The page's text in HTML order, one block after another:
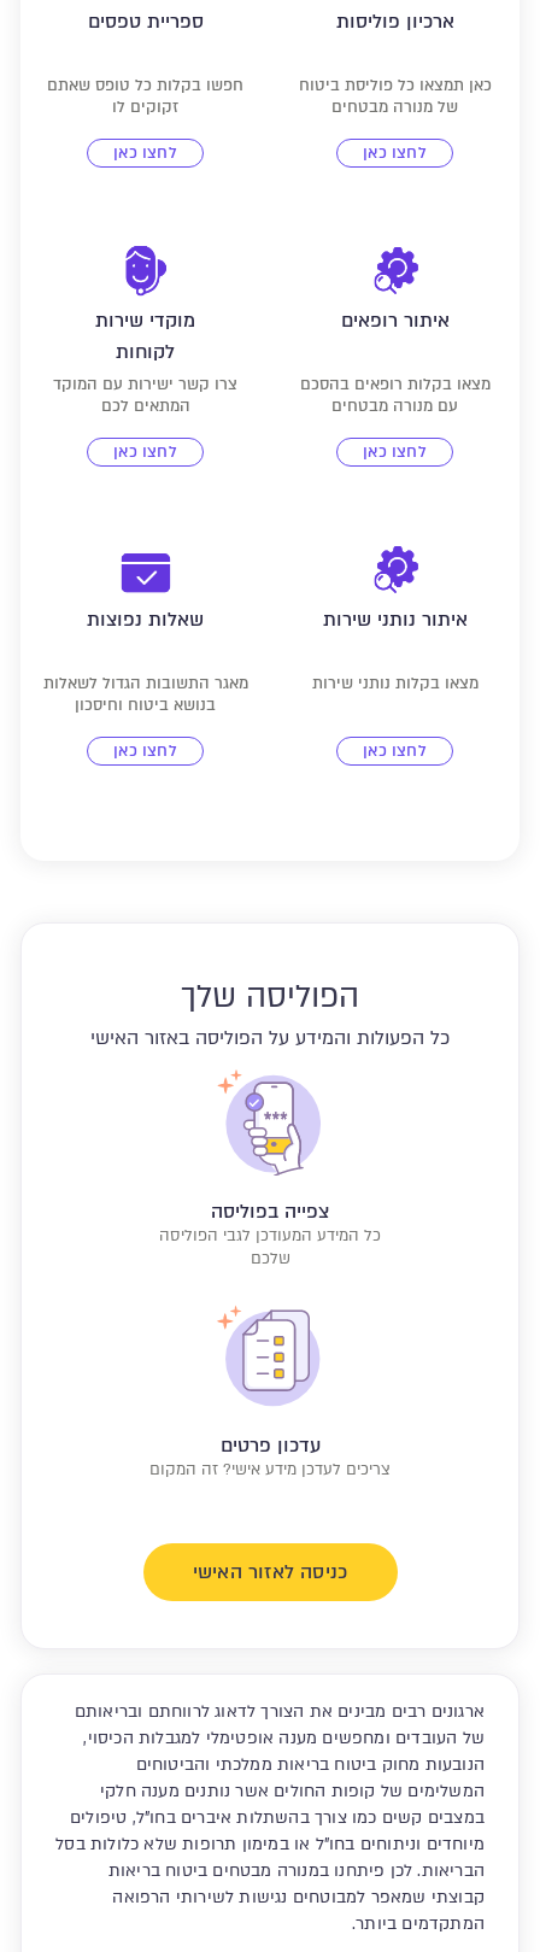
ארכיון פוליסות
כאן תמצאו כל פוליסת ביטוח
של מנורה מבטחים
לחצו כאן
ספריית טפסים
חפשו בקלות כל טופס שאתם
זקוקים לו
לחצו כאן
איתור רופאים
מצאו בקלות רופאים בהסכם
עם מנורה מבטחים
לחצו כאן
מוקדי שירות
לקוחות
צרו קשר ישירות עם המוקד
המתאים לכם
לחצו כאן
איתור נותני שירות
מצאו בקלות נותני שירות
לחצו כאן
שאלות נפוצות
מאגר התשובות הגדול לשאלות
בנושא ביטוח וחיסכון
לחצו כאן
הפוליסה שלך
כל הפעולות והמידע על הפוליסה באזור האישי
צפייה בפוליסה
כל המידע המעודכן לגבי הפוליסה
שלכם
עדכון פרטים
צריכים לעדכן מידע אישי? זה המקום
כניסה לאזור האישי
ארגונים רבים מבינים את הצורך לדאוג לרווחתם ובריאותם
של העובדים ומחפשים מענה אופטימלי למגבלות הכיסוי,
הנובעות מחוק ביטוח בריאות ממלכתי והביטוחים
המשלימים של קופות החולים אשר נותנים מענה חלקי
במצבים קשים כמו צורך בהשתלות איברים בחו"ל, טיפולים
מיוחדים וניתוחים בחו"ל או במימון תרופות שלא כלולות בסל
הבריאות. לכן פיתחנו במנורה מבטחים ביטוח בריאות
קבוצתי שמאפר למבוטחים נגישות לשירותי הרפואה
המתקדמים ביותר.